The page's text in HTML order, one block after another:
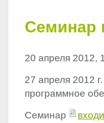
Семинар
20 апреля 2012,
27 апреля 2012
программное
Семинар